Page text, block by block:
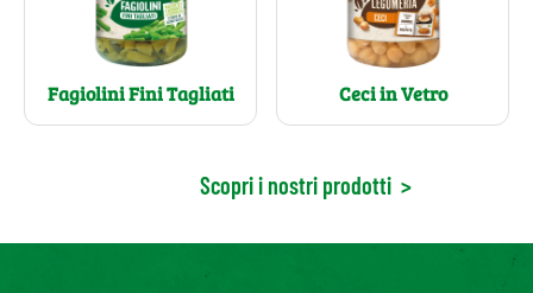
Fagiolini Fini Tagliati Ceci in Vetro
Scopri i nostri prodotti >